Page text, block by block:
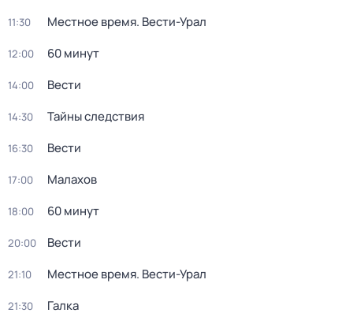
11:30 Местное время. Вести-Урал
12:00 60 минут
14:00 Вести
14:30 Тайны следствия
16:30 Вести
17:00 Малахов
18:00 60 минут
20:00 Вести
21:10 Местное время. Вести-Урал
21:30 Галка